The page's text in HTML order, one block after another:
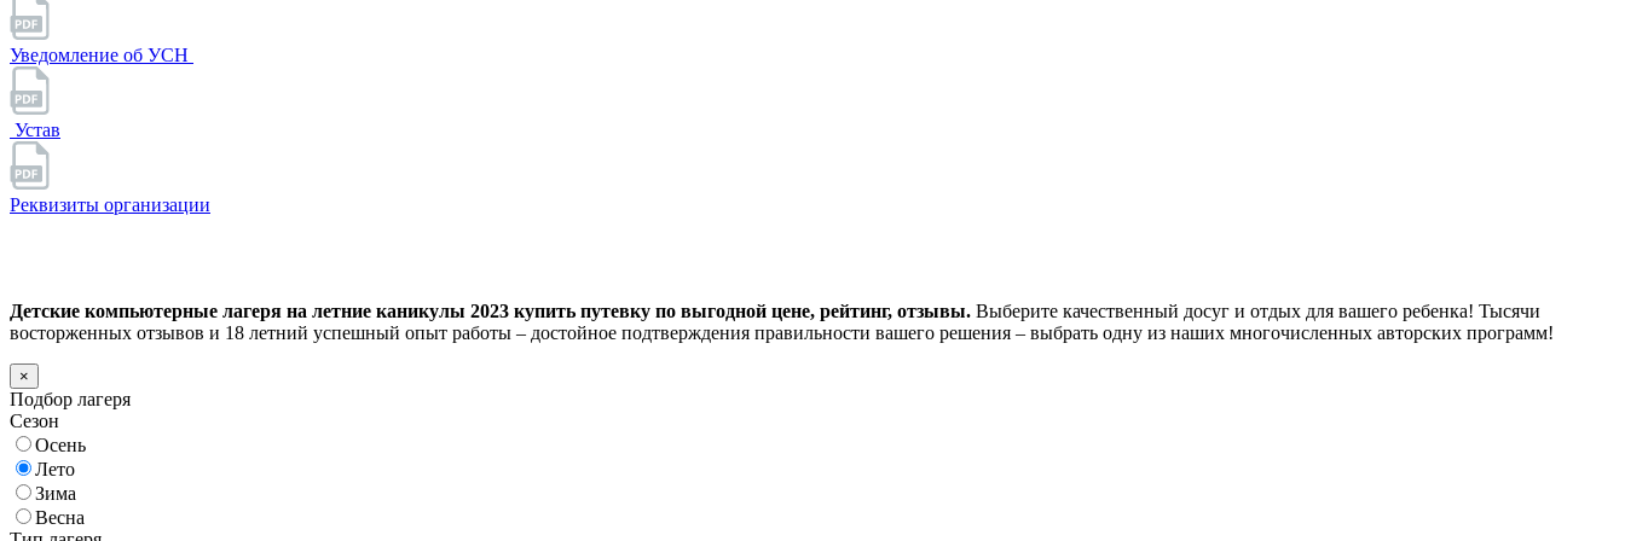
Уведомление об УСН
Устав
Реквизиты организации
Детские компьютерные лагеря на летние каникулы 2023 купить путевку по выгодной цене, рейтинг, отзывы. Выберите качественный досуг и отдых для вашего ребенка! Тысячи
восторженных отзывов и 18 летний успешный опыт работы – достойное подтверждения правильности вашего решения – выбрать одну из наших многочисленных авторских программ!
×
Подбор лагеря
Сезон
Осень
Лето
Зима
Весна